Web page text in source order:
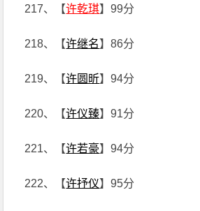
217、【许乾琪】99分
218、【许继名】86分
219、【许圆昕】94分
220、【许仪臻】91分
221、【许若豪】94分
222、【许抒仪】95分